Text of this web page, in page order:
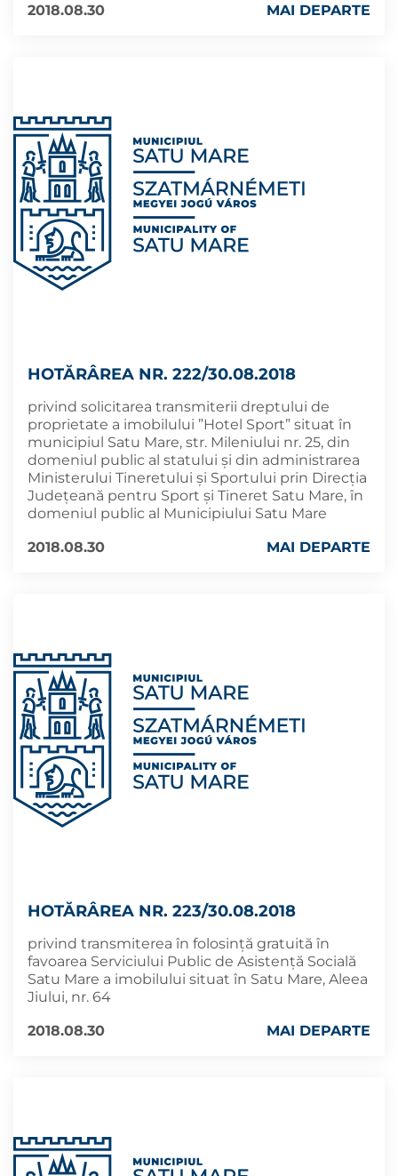
2018.08.30 MAI DEPARTE
HOTĂRÂREA NR. 222/30.08.2018
privind solicitarea transmiterii dreptului de
proprietate a imobilului ”Hotel Sport” situat în
municipiul Satu Mare, str. Mileniului nr. 25, din
domeniul public al statului și din administrarea
Ministerului Tineretului și Sportului prin Direcția
Județeană pentru Sport și Tineret Satu Mare, în
domeniul public al Municipiului Satu Mare
2018.08.30
MAI DEPARTE
HOTĂRÂREA NR. 223/30.08.2018
privind transmiterea în folosință gratuită în
favoarea Serviciului Public de Asistență Socială
Satu Mare a imobilului situat în Satu Mare, Aleea
Jiului, nr. 64
2018.08.30
MAI DEPARTE